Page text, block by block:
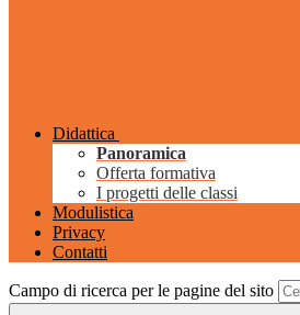
Didattica
Panoramica
Offerta formativa
I progetti delle classi
Modulistica
Privacy
Contatti
Campo di ricerca per le pagine del sito